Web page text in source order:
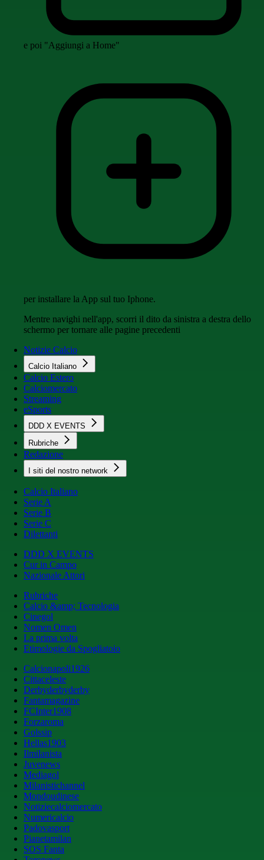
e poi "Aggiungi a Home"
per installare la App sul tuo Iphone.
Mentre navighi nell'app, scorri il dito da sinistra a destra dello
schermo per tornare alle pagine precedenti
Notizie Calcio
Calcio Italiano
Calcio Estero
Calciomercato
Streaming
eSports
DDD X EVENTS
Rubriche
Redazione
I siti del nostro network
Calcio Italiano
Serie A
Serie B
Serie C
Dilettanti
DDD X EVENTS
Cur in Campo
Nazionale Attori
Rubriche
Calcio &amp; Tecnologia
Cinegol
Nomen Omen
La prima volta
Etimologie da Spogliatoio
Calcionapoli1926
Cittaceleste
Derbyderbyderby
Fantamagazine
FCInter1908
Forzaroma
Golssip
Hellas1903
Ilmilanista
Juvenews
Mediagol
Milanistichannel
Mondoudinese
Notiziecalciomercato
Numericalcio
Padovasport
Pianetamilan
SOS Fanta